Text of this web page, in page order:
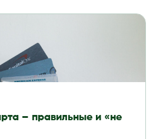
– правильные и «не